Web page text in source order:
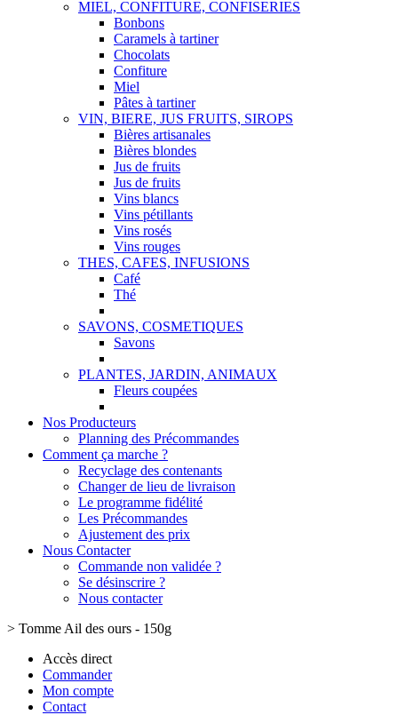
MIEL, CONFITURE, CONFISERIES
Bonbons
Caramels à tartiner
Chocolats
Confiture
Miel
Pâtes à tartiner
VIN, BIERE, JUS FRUITS, SIROPS
Bières artisanales
Bières blondes
Jus de fruits
Jus de fruits
Vins blancs
Vins pétillants
Vins rosés
Vins rouges
THES, CAFES, INFUSIONS
Café
Thé
SAVONS, COSMETIQUES
Savons
PLANTES, JARDIN, ANIMAUX
Fleurs coupées
Nos Producteurs
Planning des Précommandes
Comment ça marche ?
Recyclage des contenants
Changer de lieu de livraison
Le programme fidélité
Les Précommandes
Ajustement des prix
Nous Contacter
Commande non validée ?
Se désinscrire ?
Nous contacter
> Tomme Ail des ours - 150g
Accès direct
Commander
Mon compte
Contact